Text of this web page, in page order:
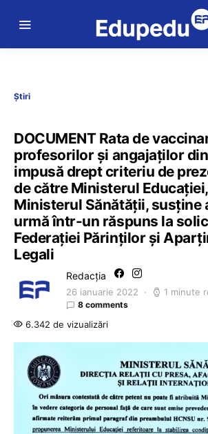
Știri
DOCUMENT Rata de
profesorilor și angajaților
impusă drept criteriu de
de către Ministerul
Ministerul Sănătății, susține
urmă într-un răspuns la
Federației Părinților și
Legali
Redacția
26 ianuarie 2022 1 minute
8 comments
6.342 de vizualizări